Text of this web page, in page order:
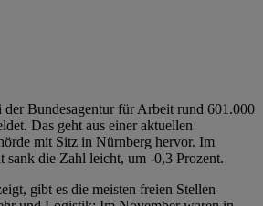
Bundesagentur für Arbeit rund 601.000
Das geht aus einer aktuellen
mit Sitz in Nürnberg hervor. Im
sank die Zahl leicht, um -0,3 Prozent.
gibt es die meisten freien Stellen